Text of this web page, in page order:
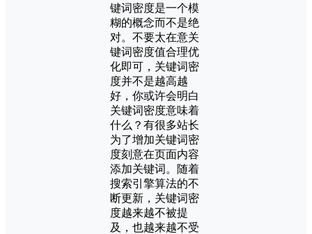
键词密度是一个模
糊的概念而不是绝
对。不要太在意关
键词密度值合理优
化即可，关键词密
度并不是越高越
好，你或许会明白
关键词密度意味着
什么？有很多站长
为了增加关键词密
度刻意在页面内容
添加关键词。随着
搜索引擎算法的不
断更新，关键词密
度越来越不被提
及，也越来越不受